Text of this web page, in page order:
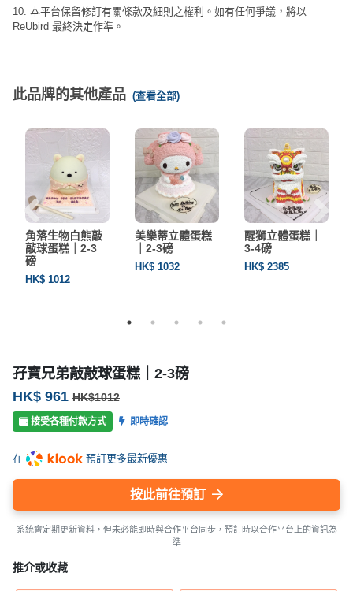
10. 本平台保留修訂有關條款及細則之權利。如有任何爭議，將以
ReUbird 最終決定作準。
此品牌的其他產品 (查看全部)
角落生物白熊敲
敲球蛋糕｜2-3
磅
HK$ 1012
美樂蒂立體蛋糕
｜2-3磅
HK$ 1032
醒獅立體蛋糕｜
3-4磅
HK$ 2385
孖寶兄弟敲敲球蛋糕｜2-3磅
HK$ 961 HK$1012
接受各種付款方式 即時確認
在 預訂更多最新優惠
按此前往預訂
系統會定期更新資料，但未必能即時與合作平台同步，預訂時以合作平台上的資訊為
準
推介或收藏